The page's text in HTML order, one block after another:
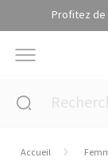
Profitez de
Accueil
Panneau de gestion